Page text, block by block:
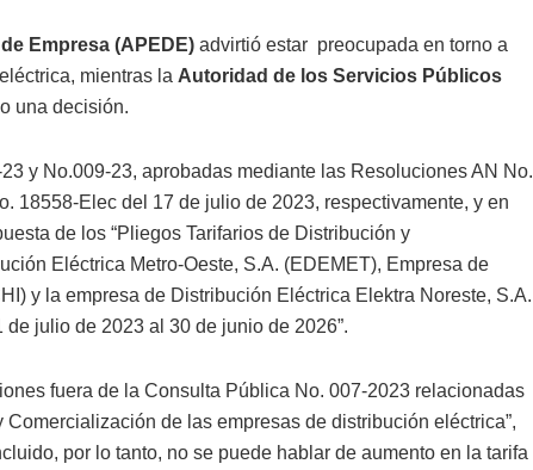
Empresa (APEDE) advirtió estar preocupada en torno a
mientras la Autoridad de los Servicios Públicos
una decisión.
y No.009-23, aprobadas mediante las Resoluciones AN No.
18558-Elec del 17 de julio de 2023, respectivamente, y en
de los “Pliegos Tarifarios de Distribución y
Eléctrica Metro-Oeste, S.A. (EDEMET), Empresa de
y la empresa de Distribución Eléctrica Elektra Noreste, S.A.
julio de 2023 al 30 de junio de 2026”.
fuera de la Consulta Pública No. 007-2023 relacionadas
de las empresas de distribución eléctrica”,
por lo tanto, no se puede hablar de aumento en la tarifa